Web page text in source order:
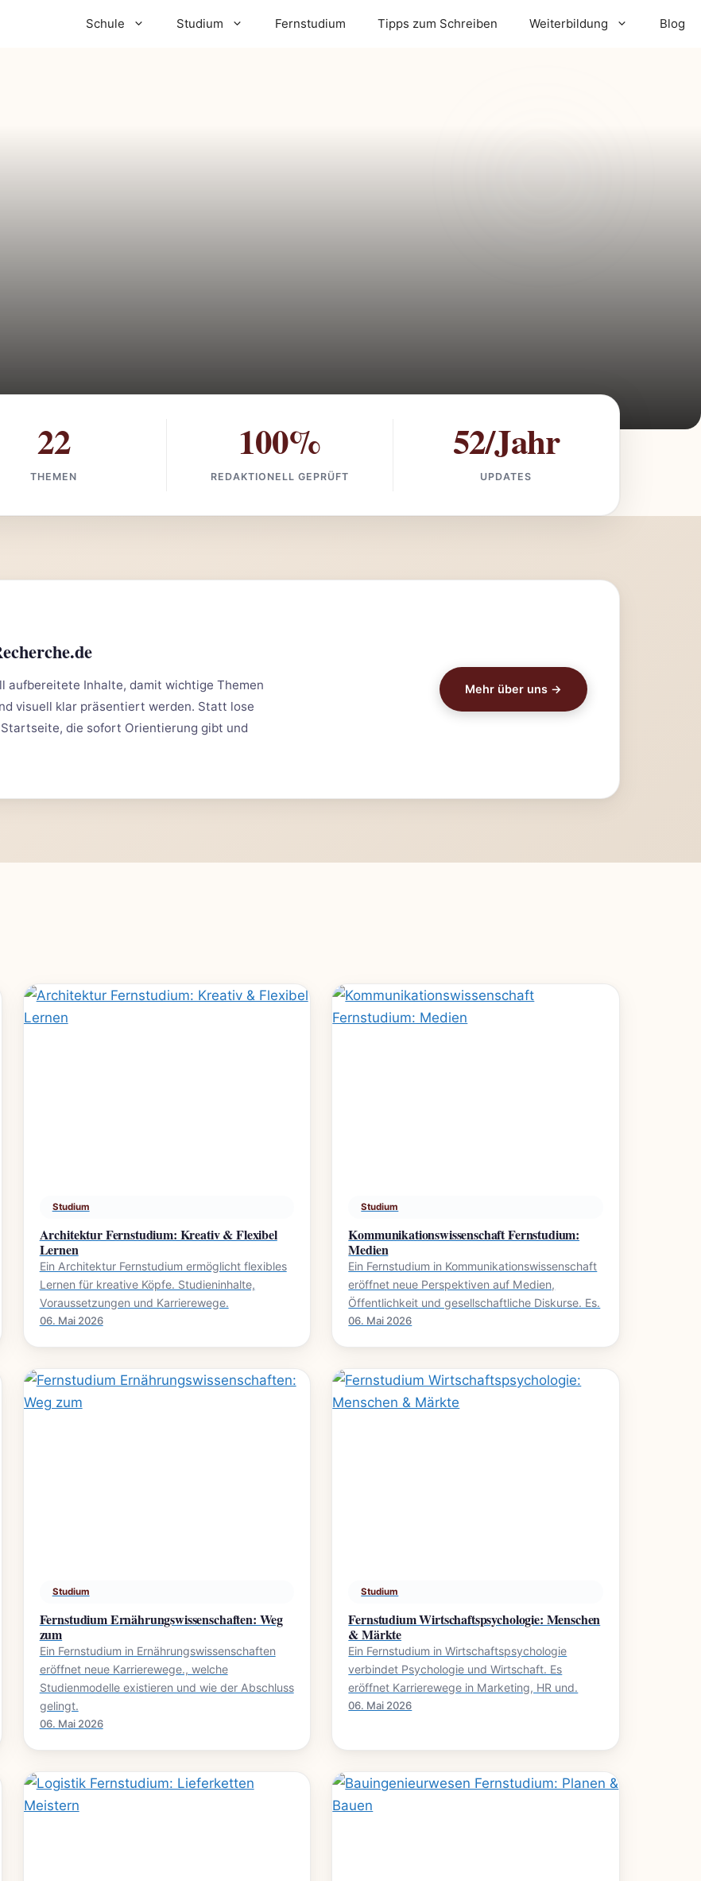
Schule Studium Fernstudium Tipps zum Schreiben Weiterbildung Blog
22
THEMEN
100%
REDAKTIONELL GEPRÜFT
52/Jahr
UPDATES
aufbereitete Inhalte, damit wichtige Themen
visuell klar präsentiert werden. Statt lose
die sofort Orientierung gibt und
Mehr über uns →
Studium
Architektur Fernstudium: Kreativ & Flexibel
Lernen
Ein Architektur Fernstudium ermöglicht flexibles
Lernen für kreative Köpfe. Studieninhalte,
Voraussetzungen und Karrierewege.
06. Mai 2026
Studium
Kommunikationswissenschaft Fernstudium:
Medien
Ein Fernstudium in Kommunikationswissenschaft
eröffnet neue Perspektiven auf Medien,
Öffentlichkeit und gesellschaftliche Diskurse. Es.
06. Mai 2026
Studium
Fernstudium Ernährungswissenschaften: Weg
zum
Ein Fernstudium in Ernährungswissenschaften
eröffnet neue Karrierewege., welche
Studienmodelle existieren und wie der Abschluss
gelingt.
06. Mai 2026
Studium
Fernstudium Wirtschaftspsychologie: Menschen
& Märkte
Ein Fernstudium in Wirtschaftspsychologie
verbindet Psychologie und Wirtschaft. Es
eröffnet Karrierewege in Marketing, HR und.
06. Mai 2026